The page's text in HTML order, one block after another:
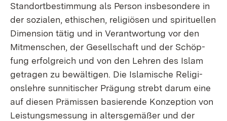
Stand­ort­be­stim­mung als Per­son ins­be­son­de­re in
der so­zia­len, ethi­schen, re­li­giö­sen und spi­ri­tu­el­len
Di­men­si­on tä­tig und in Ver­ant­wor­tung vor den
Mit­men­schen, der Ge­sell­schaft und der Schöp­
fung er­folg­reich und von den Leh­ren des Is­lam
ge­tra­gen zu be­wäl­ti­gen. Die Is­la­mi­sche Re­li­gi­
ons­leh­re sun­ni­ti­scher Prä­gung strebt dar­um ei­ne
auf die­sen Prä­mis­sen ba­sie­ren­de Kon­zep­ti­on von
Leis­tungs­mes­sung in al­ters­ge­mä­ßer und der